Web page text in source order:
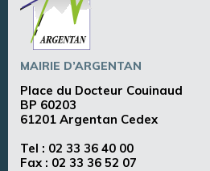
MAIRIE D’ARGENTAN
Place du Docteur Couinaud
BP 60203
61201 Argentan Cedex
Tel : 02 33 36 40 00
Fax : 02 33 36 52 07